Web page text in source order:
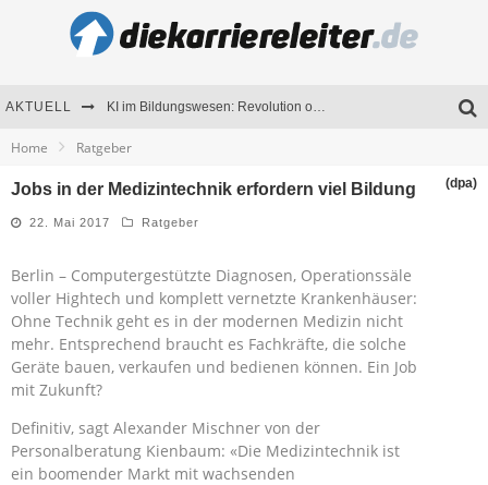
AKTUELL KI im Bildungswesen: Revolution oder Risiko für Schulen und Universitäten?
Seminare als Motivationsmotor – Wie Weiterbildung Mitarbeiter nachhaltig begeistert
Home Ratgeber
Jobs in der Medizintechnik erfordern viel Bildung (dpa)
22. Mai 2017 Ratgeber
Berlin – Computergestützte Diagnosen, Operationssäle
voller Hightech und komplett vernetzte Krankenhäuser:
Ohne Technik geht es in der modernen Medizin nicht
mehr. Entsprechend braucht es Fachkräfte, die solche
Geräte bauen, verkaufen und bedienen können. Ein Job
mit Zukunft?
Definitiv, sagt Alexander Mischner von der
Personalberatung Kienbaum: «Die Medizintechnik ist
ein boomender Markt mit wachsenden